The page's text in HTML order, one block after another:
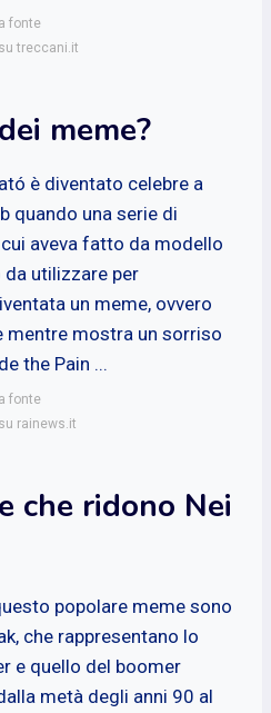
fonte
treccani.it
meme?
è diventato celebre a
quando una serie di
aveva fatto da modello
utilizzare per
un meme, ovvero
mentre mostra un sorriso
the Pain ...
fonte
rainews.it
che ridono Nei
popolare meme sono
che rappresentano lo
e quello del boomer
metà degli anni 90 al